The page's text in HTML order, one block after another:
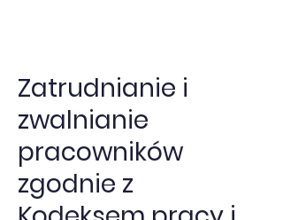
Zatrudnianie i
zwalnianie
pracowników
zgodnie z